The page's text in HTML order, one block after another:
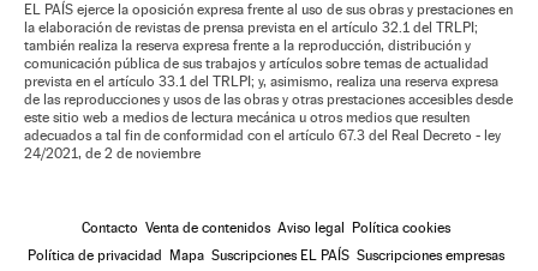
EL PAÍS ejerce la oposición expresa frente al uso de sus obras y prestaciones en
la elaboración de revistas de prensa prevista en el artículo 32.1 del TRLPI;
también realiza la reserva expresa frente a la reproducción, distribución y
comunicación pública de sus trabajos y artículos sobre temas de actualidad
prevista en el artículo 33.1 del TRLPI; y, asimismo, realiza una reserva expresa
de las reproducciones y usos de las obras y otras prestaciones accesibles desde
este sitio web a medios de lectura mecánica u otros medios que resulten
adecuados a tal fin de conformidad con el artículo 67.3 del Real Decreto - ley
24/2021, de 2 de noviembre
Contacto Venta de contenidos Aviso legal
Política cookies
Política de privacidad
Mapa Suscripciones EL PAÍS Suscripciones empresas